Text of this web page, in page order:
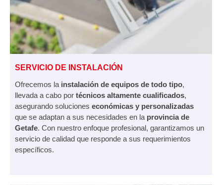
SERVICIO DE INSTALACIÓN
Ofrecemos la instalación de equipos de todo tipo,
llevada a cabo por técnicos altamente cualificados,
asegurando soluciones económicas y personalizadas
que se adaptan a sus necesidades en la provincia de
Getafe. Con nuestro enfoque profesional, garantizamos un
servicio de calidad que responde a sus requerimientos
específicos.